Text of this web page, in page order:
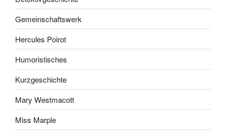
Gemeinschaftswerk
Hercules Poirot
Humoristisches
Kurzgeschichte
Mary Westmacott
Miss Marple